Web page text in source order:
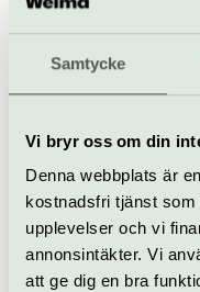
Samtycke
Vi bryr oss om din
Denna webbplats är
kostnadsfri tjänst
upplevelser och vi
annonsintäkter. Vi
att ge dig en bra
Klassiskt
Konsert Opera